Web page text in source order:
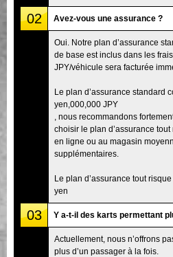
02 Avez-vous une assurance ?
Oui. Notre plan d’assurance
de base est inclus dans les
JPY/véhicule sera facturée
Le plan d’assurance standard
yen,000,000 JPY
, nous recommandons
choisir le plan d’assurance
en ligne ou au magasin
supplémentaires.
Le plan d’assurance tout
yen
03 Y a-t-il des karts permettant
Actuellement, nous n’offrons
plus d’un passager à la fois.